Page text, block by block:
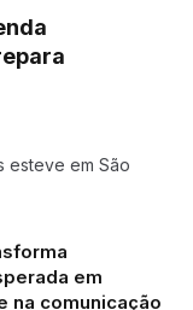
esteve em São
em
na comunicação